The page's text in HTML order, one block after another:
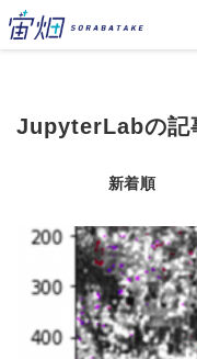
JupyterLabの記
新着順